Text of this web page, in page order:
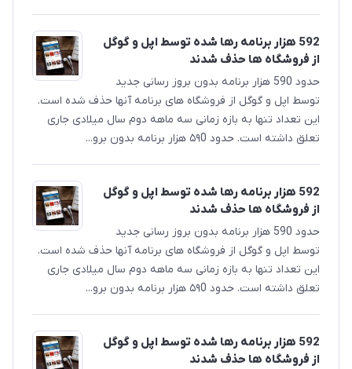
592 هزار برنامه رها شده توسط اپل و گوگل
از فروشگاه ها حذف شدند
حدود 590 هزار برنامه بدون بروز رسانی جدید
توسط اپل و گوگل از فروشگاه های برنامه آنها حذف شده است.
این تعداد تنها به بازه زمانی سه ماهه دوم سال میلادی جاری
تعلق داشته است. حدود ۵۹0 هزار برنامه بدون برو...
592 هزار برنامه رها شده توسط اپل و گوگل
از فروشگاه ها حذف شدند
حدود 590 هزار برنامه بدون بروز رسانی جدید
توسط اپل و گوگل از فروشگاه های برنامه آنها حذف شده است.
این تعداد تنها به بازه زمانی سه ماهه دوم سال میلادی جاری
تعلق داشته است. حدود ۵۹0 هزار برنامه بدون برو...
592 هزار برنامه رها شده توسط اپل و گوگل
از فروشگاه ها حذف شدند